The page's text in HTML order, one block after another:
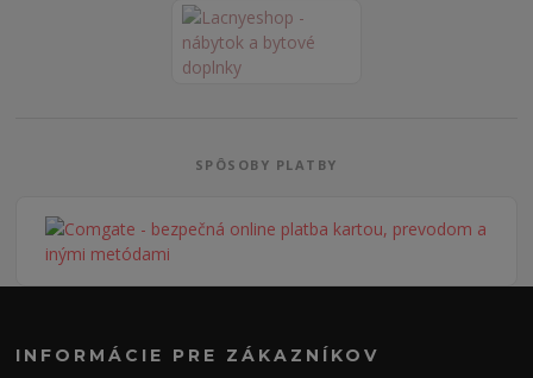
SPÔSOBY PLATBY
INFORMÁCIE PRE ZÁKAZNÍKOV